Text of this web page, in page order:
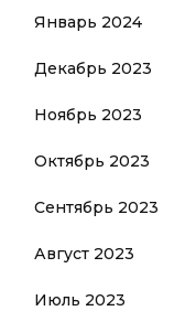
Январь 2024
Декабрь 2023
Ноябрь 2023
Октябрь 2023
Сентябрь 2023
Август 2023
Июль 2023